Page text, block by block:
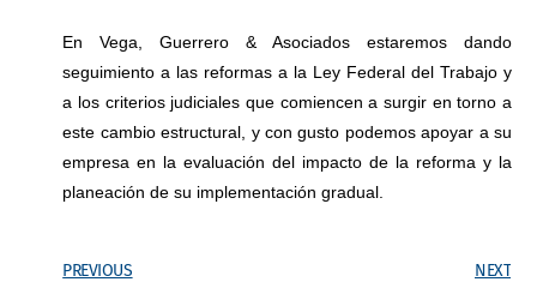
En Vega, Guerrero & Asociados estaremos dando
seguimiento a las reformas a la Ley Federal del Trabajo y
a los criterios judiciales que comiencen a surgir en torno a
este cambio estructural, y con gusto podemos apoyar a su
empresa en la evaluación del impacto de la reforma y la
planeación de su implementación gradual.
PREVIOUS NEXT